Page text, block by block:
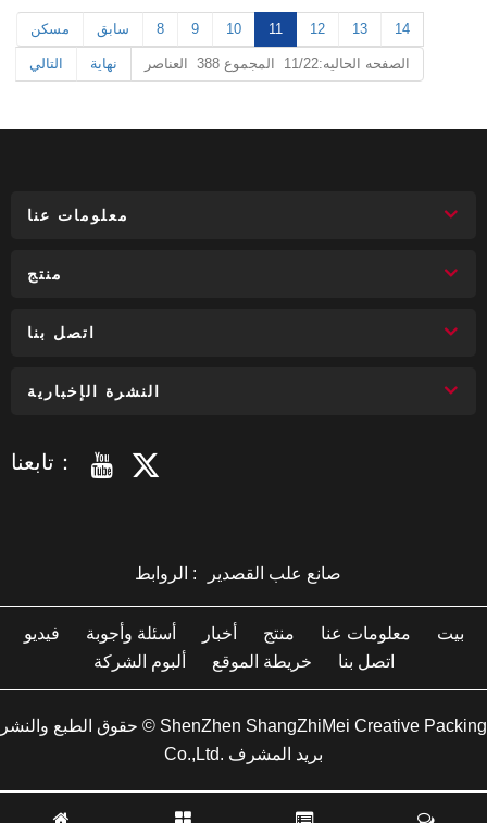
مسكن سابق 8 9 10 11 12 13 14
التالي نهاية الصفحه الحاليه:11/22 المجموع 388 العناصر
معلومات عنا
منتج
اتصل بنا
النشرة الإخبارية
تابعنا：
الروابط : صانع علب القصدير
بيت معلومات عنا منتج أخبار أسئلة وأجوبة
فيديو
اتصل بنا
خريطة الموقع ألبوم الشركة
حقوق الطبع والنشر © ShenZhen ShangZhiMei Creative Packing
Co.,Ltd. بريد المشرف